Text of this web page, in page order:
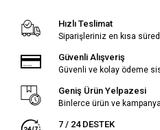
Hızlı Teslimat
Siparişleriniz en kısa
Güvenli Alışveriş
Güvenli ve kolay ödeme
Geniş Ürün Yelpazesi
Binlerce ürün ve
7 / 24 DESTEK